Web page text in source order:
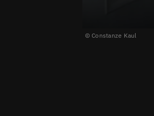
Constanze Kaul